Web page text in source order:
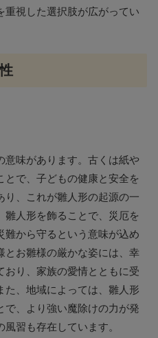
重視した選択肢が広がってい
意味があります。古くは紙や
とで、子どもの健康と安全を
り、これが雛人形の起源の一
雛人形を飾ることで、災厄を
難から守るという意味が込め
とお雛様の厳かな姿には、幸
おり、家族の愛情とともに受
た、地域によっては、雛人形
で、より強い魔除けの力が発
習も存在しています。